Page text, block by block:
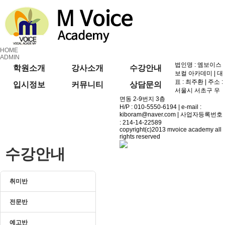
HOME
ADMIN
학원소개 강사소개
수강안내
입시정보
커뮤니티 상담문의
수강안내
취미반
전문반
예고반
법인명 : 엠보이스
보컬 아카데미 | 대
표 : 최주환 | 주소 :
서울시 서초구 우
면동 2-9번지 3층
H/P : 010-5550-6194 | e-mail :
kiboram@naver.com | 사업자등록번호
: 214-14-22589
copyright(c)2013 mvoice academy all
rights reserved